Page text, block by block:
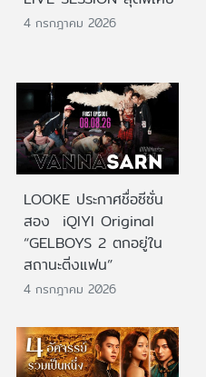
4 กรกฎาคม 2026
LOOKE ประกาศชื่อซีซั่น
สอง iQIYI Original
“GELBOYS 2 ตกอยู่ใน
สถานะติ่งแฟน”
4 กรกฎาคม 2026